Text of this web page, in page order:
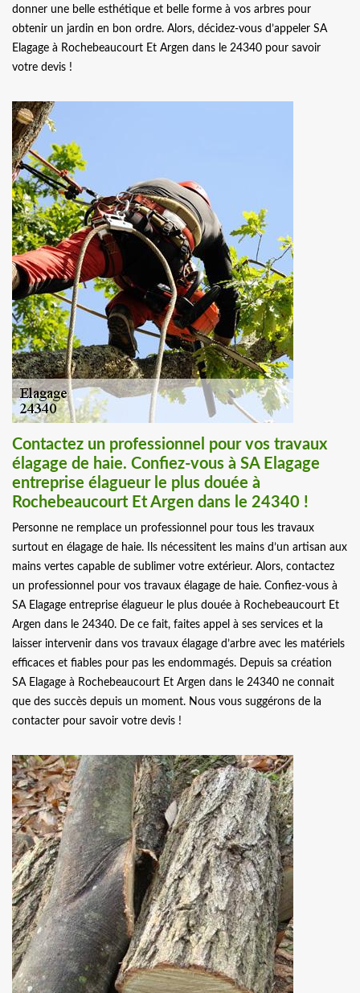
donner une belle esthétique et belle forme à vos arbres pour
obtenir un jardin en bon ordre. Alors, décidez-vous d’appeler SA
Elagage à Rochebeaucourt Et Argen dans le 24340 pour savoir
votre devis !
Contactez un professionnel pour vos travaux
élagage de haie. Confiez-vous à SA Elagage
entreprise élagueur le plus douée à
Rochebeaucourt Et Argen dans le 24340 !
Personne ne remplace un professionnel pour tous les travaux
surtout en élagage de haie. Ils nécessitent les mains d’un artisan aux
mains vertes capable de sublimer votre extérieur. Alors, contactez
un professionnel pour vos travaux élagage de haie. Confiez-vous à
SA Elagage entreprise élagueur le plus douée à Rochebeaucourt Et
Argen dans le 24340. De ce fait, faites appel à ses services et la
laisser intervenir dans vos travaux élagage d’arbre avec les matériels
efficaces et fiables pour pas les endommagés. Depuis sa création
SA Elagage à Rochebeaucourt Et Argen dans le 24340 ne connait
que des succès depuis un moment. Nous vous suggérons de la
contacter pour savoir votre devis !